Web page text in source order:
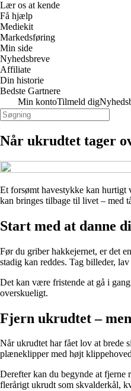
Lær os at kende
Få hjælp
Mediekit
Markedsføring
Min side
Nyhedsbreve
Affiliate
Din historie
Bedste Gartnere
Min kontoTilmeld dig
Når ukrudtet tager
Et forsømt havestykke kan hurtigt
kan bringes tilbage til livet – med
Start med at danne
Før du griber hakkejernet, er det
stadig kan reddes. Tag billeder,
Det kan være fristende at gå i
overskueligt.
Fjern ukrudtet –
Når ukrudtet har fået lov at brede
plæneklipper med højt
Derefter kan du begynde at fjerne
flerårigt ukrudt som skvalderkål,